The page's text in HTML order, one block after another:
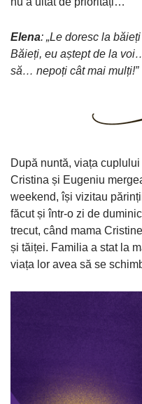
Elena: „Le doresc la
Băieți, eu aștept de la
să… nepoți cât mai mulți!”
După nuntă, viața
Cristina și Eugeniu
weekend, își vizitau
făcut și într-o zi de
trecut, când mama
și tăiței. Familia a stat la
viața lor avea să se